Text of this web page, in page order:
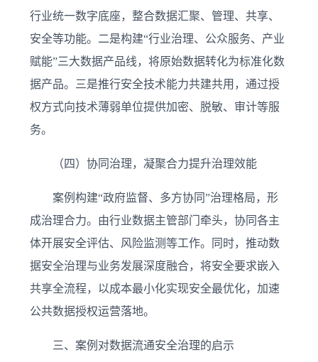
行业统一数字底座，整合数据汇聚、管理、共享、
安全等功能。二是构建“行业治理、公众服务、产业
赋能”三大数据产品线，将原始数据转化为标准化数
据产品。三是推行安全技术能力共建共用，通过授
权方式向技术薄弱单位提供加密、脱敏、审计等服
务。
（四）协同治理，凝聚合力提升治理效能
案例构建“政府监督、多方协同”治理格局，形
成治理合力。由行业数据主管部门牵头，协同各主
体开展安全评估、风险监测等工作。同时，推动数
据安全治理与业务发展深度融合，将安全要求嵌入
共享全流程，以成本最小化实现安全最优化，加速
公共数据授权运营落地。
三、案例对数据流通安全治理的启示